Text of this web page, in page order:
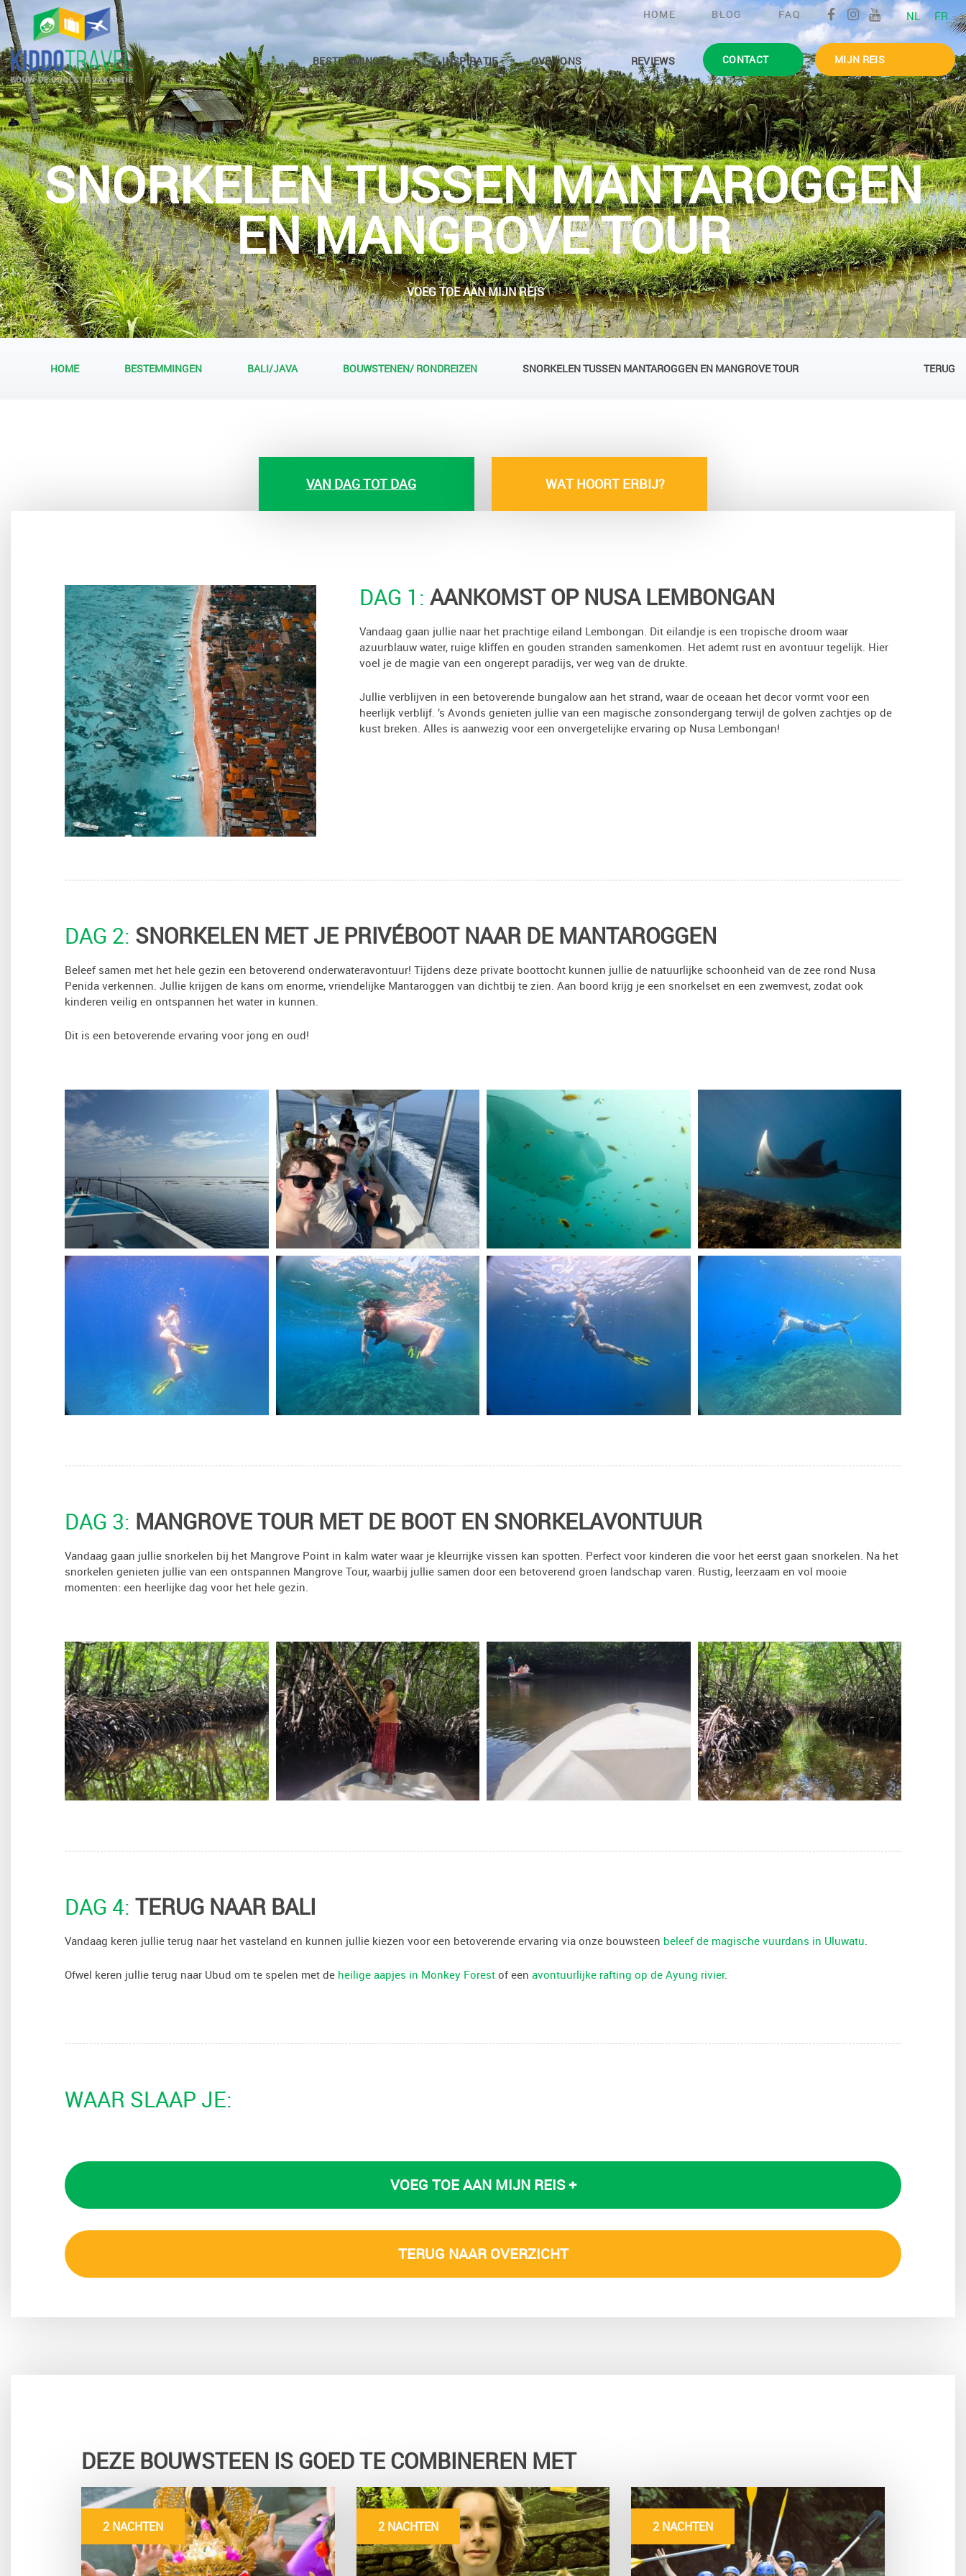
HOME BLOG FAQ NL FR
BESTEMMINGEN INSPIRATIE OVER ONS REVIEWS CONTACT MIJN REIS
SNORKELEN TUSSEN MANTAROGGEN
EN MANGROVE TOUR
VOEG TOE AAN MIJN REIS
HOME BESTEMMINGEN BALI/JAVA BOUWSTENEN/ RONDREIZEN SNORKELEN TUSSEN MANTAROGGEN EN MANGROVE TOUR TERUG
VAN DAG TOT DAG WAT HOORT ERBIJ?
DAG 1: AANKOMST OP NUSA LEMBONGAN
Vandaag gaan jullie naar het prachtige eiland Lembongan. Dit eilandje is een tropische droom waar
azuurblauw water, ruige kliffen en gouden stranden samenkomen. Het ademt rust en avontuur tegelijk. Hier
voel je de magie van een ongerept paradijs, ver weg van de drukte.
Jullie verblijven in een betoverende bungalow aan het strand, waar de oceaan het decor vormt voor een
heerlijk verblijf. ’s Avonds genieten jullie van een magische zonsondergang terwijl de golven zachtjes op de
kust breken. Alles is aanwezig voor een onvergetelijke ervaring op Nusa Lembongan!
DAG 2: SNORKELEN MET JE PRIVÉBOOT NAAR DE MANTAROGGEN
Beleef samen met het hele gezin een betoverend onderwateravontuur! Tijdens deze private boottocht kunnen jullie de natuurlijke schoonheid van de zee rond Nusa
Penida verkennen. Jullie krijgen de kans om enorme, vriendelijke Mantaroggen van dichtbij te zien. Aan boord krijg je een snorkelset en een zwemvest, zodat ook
kinderen veilig en ontspannen het water in kunnen.
Dit is een betoverende ervaring voor jong en oud!
DAG 3: MANGROVE TOUR MET DE BOOT EN SNORKELAVONTUUR
Vandaag gaan jullie snorkelen bij het Mangrove Point in kalm water waar je kleurrijke vissen kan spotten. Perfect voor kinderen die voor het eerst gaan snorkelen. Na het
snorkelen genieten jullie van een ontspannen Mangrove Tour, waarbij jullie samen door een betoverend groen landschap varen. Rustig, leerzaam en vol mooie
momenten: een heerlijke dag voor het hele gezin.
DAG 4: TERUG NAAR BALI
Vandaag keren jullie terug naar het vasteland en kunnen jullie kiezen voor een betoverende ervaring via onze bouwsteen beleef de magische vuurdans in Uluwatu.
Ofwel keren jullie terug naar Ubud om te spelen met de heilige aapjes in Monkey Forest of een avontuurlijke rafting op de Ayung rivier.
WAAR SLAAP JE:
VOEG TOE AAN MIJN REIS +
TERUG NAAR OVERZICHT
DEZE BOUWSTEEN IS GOED TE COMBINEREN MET
2 NACHTEN 2 NACHTEN 2 NACHTEN